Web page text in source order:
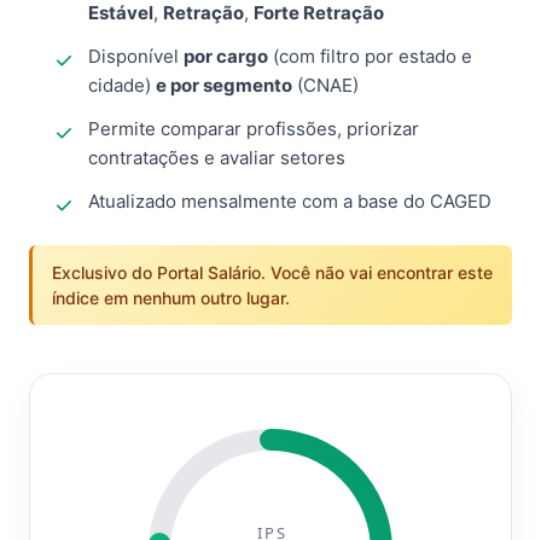
Estável, Retração, Forte Retração
Disponível por cargo (com filtro por estado e
cidade) e por segmento (CNAE)
Permite comparar profissões, priorizar
contratações e avaliar setores
Atualizado mensalmente com a base do CAGED
Exclusivo do Portal Salário. Você não vai encontrar este
índice em nenhum outro lugar.
IPS